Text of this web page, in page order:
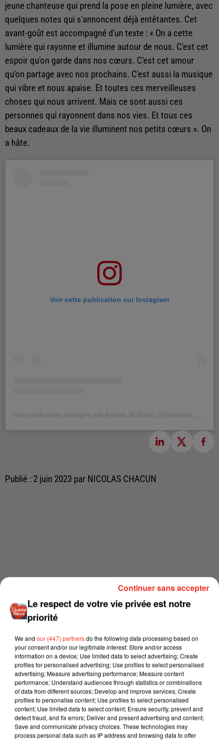
jeune chanteuse qui prend la pose en pleine lumière, avec
quelques notes qui s'annoncent déjà entêtantes. Cet
avant-goût est accompagné d'un texte : « On a cette
lumière qui rayonne et illumine autour de nous. C'est cet
espoir qu'on garde dans nos cœurs. C'est cet amour
qu'on partage avec nos prochains. C'est aussi la musique
qui vibre et nous apaise. Et toutes ces merveilleuses
choses qui nous arrivent. Mais ce sont aussi ces
personnes qui rayonnent dans nos vies. Et tous ces
beaux cadeaux de la vie illuminent nos petits cœurs ». On
a hâte.
Voir cette publication sur Instagram
U
ne publication partagée par Anisha Jo Music (@anishajo.music)
Publié : 2 juin 2023 par NICOLAS CHACUN
Le respect de votre vie privée est notre
priorité
We and our (447) partnersdo the following data processing based on
your consent and/or our legitimate interest: Store and/or access
information on a device; Use limited data to select advertising; Create
profiles for personalised advertising; Use profiles to select personalised
advertising; Measure advertising performance; Measure content
performance; Understand audiences through statistics or combinations
of data from different sources; Develop and improve services; Create
profiles to personalise content; Use profiles to select personalised
content; Use limited data to select content; Ensure security, prevent and
detect fraud, and fix errors; Deliver and present advertising and content;
Save and communicate privacy choices. These technologies may
process personal data such as IP address and browsing data to offer
Continuer sans accepter